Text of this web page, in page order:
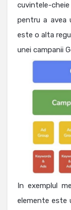
cuvintele-
pentru a avea
este o alta
unei campanii
In exemplul
elemente este